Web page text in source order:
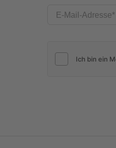
E-Mail-Adresse